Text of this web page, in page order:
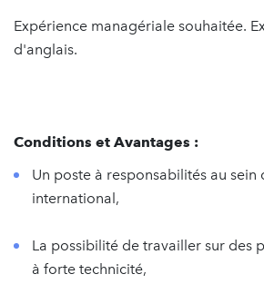
Expérience managériale souhaitée.
d'anglais.
Conditions et Avantages :
Un poste à responsabilités au sein
international,
La possibilité de travailler sur des
à forte technicité,